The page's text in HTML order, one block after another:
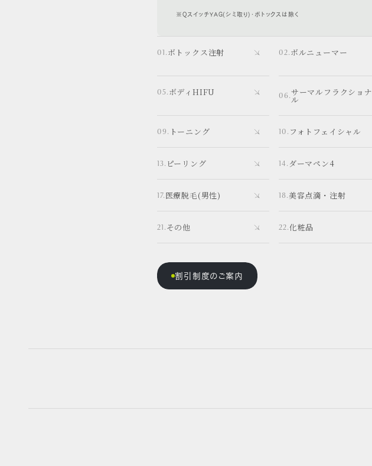
※QスイッチYAG(シミ取り)・ボトックスは除く
ボトックス注射 ボルニューマー
ボディHIFU サーマルフラクショナ
ル
トーニング フォトフェイシャル
ピーリング ダーマペン4
医療脱毛(男性) 美容点滴・注射
その他 化粧品
割引制度のご案内